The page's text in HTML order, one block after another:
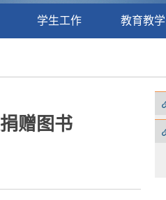
学生工作 教育教学
赠图书